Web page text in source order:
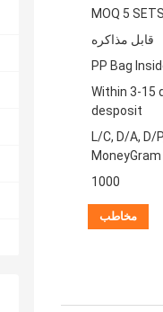
MOQ 5 SETS
قابل مذاکره
PP Bag
Within 3-15
desposit
L/C, D/A, D/
MoneyGram
1000
مخاطب